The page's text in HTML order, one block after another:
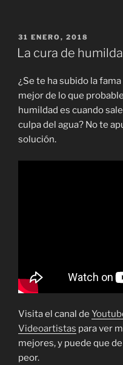
PUBLICADO
EL
31 ENERO, 2018
La cura de
¿Se te ha subido la
mejor de lo que
humildad es cuando
culpa del agua? No te
solución.
Visita el canal de
Videoartistas para ver
mejores, y puede que
peor.